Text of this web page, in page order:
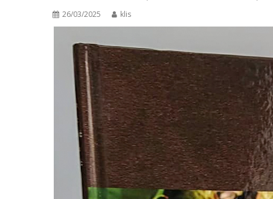
26/03/2025 klis